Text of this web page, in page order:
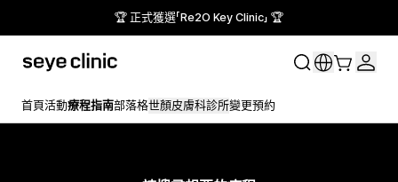
🏆 正式獲選「Re2O Key Clinic」 🏆
首頁活動療程指南部落格世顏皮膚科診所變更預約